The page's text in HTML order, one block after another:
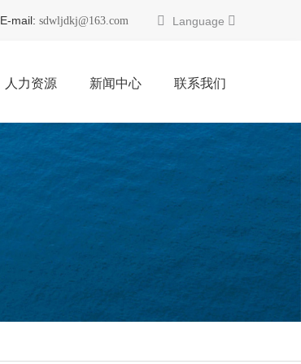
E-mail: sdwljdkj@163.com Language
人力资源 新闻中心 联系我们